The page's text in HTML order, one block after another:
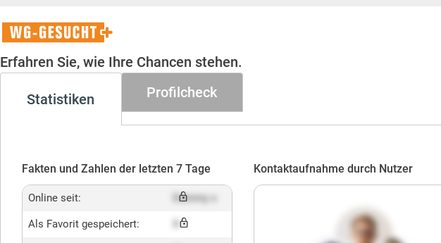
WG-
Gesucht+
Erfahren Sie, wie Ihre Chancen stehen.
Statistiken Profilcheck
Fakten und Zahlen der letzten 7 Tage
Online seit: Dummy x
Als Favorit gespeichert:
Kontaktaufnahme durch Nutzer